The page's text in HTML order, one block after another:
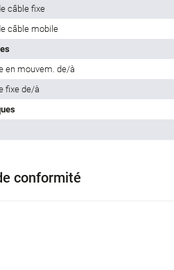
câble fixe
câble mobile
en mouvem. de/à
fixe de/à
conformité